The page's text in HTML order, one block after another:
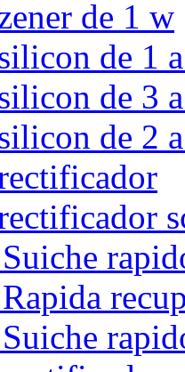
de 1 w
de 1
de 3
de 2